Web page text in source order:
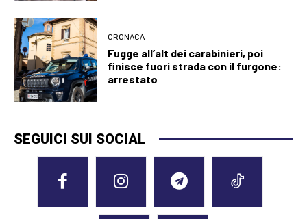
CRONACA
Fugge all’alt dei carabinieri, poi
finisce fuori strada con il furgone:
arrestato
SEGUICI SUI SOCIAL